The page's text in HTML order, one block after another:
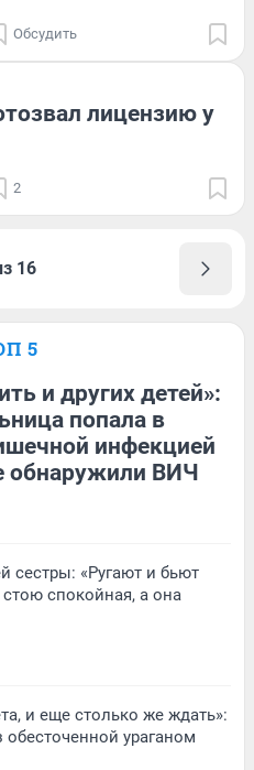
Обсудить
лицензию у
2
16
5
и других детей»:
попала в
инфекцией
обнаружили ВИЧ
сестры: «Ругают и бьют
спокойная, а она
и еще столько же ждать»:
обесточенной ураганом